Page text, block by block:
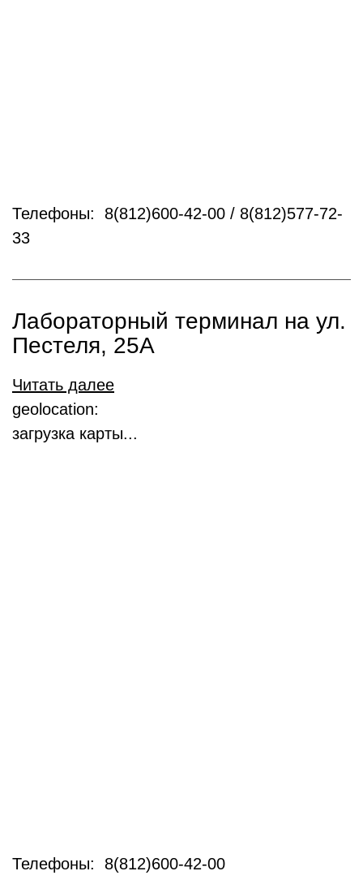
Телефоны: 8(812)600-42-00 / 8(812)577-72-
33
Лабораторный терминал на ул.
Пестеля, 25А
Читать далее
geolocation:
загрузка карты...
Телефоны: 8(812)600-42-00